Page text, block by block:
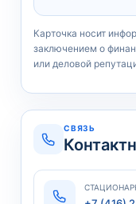
Карточка носит
заключением о
или деловой
СВЯЗЬ